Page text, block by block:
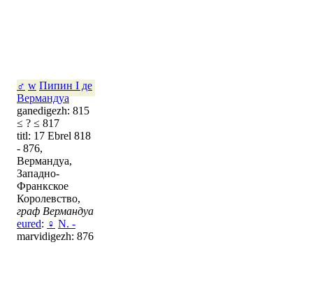
♂ w Пипин I де
Вермандуа
ganedigezh: 815
≤ ? ≤ 817
titl: 17 Ebrel 818
- 876,
Вермандуа,
Западно-
Франкское
Королевство,
граф Вермандуа
eured: ♀ N. -
marvidigezh: 876